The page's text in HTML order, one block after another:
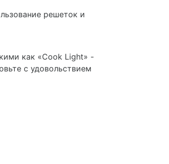
решеток и
как «Cook Light» -
с удовольствием